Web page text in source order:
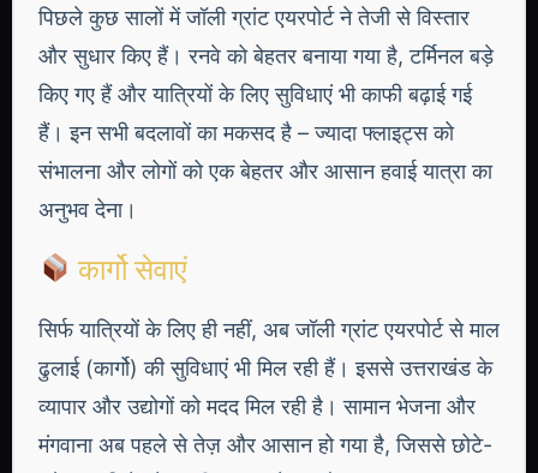
पिछले कुछ सालों में जॉली ग्रांट एयरपोर्ट ने तेजी से विस्तार
और सुधार किए हैं। रनवे को बेहतर बनाया गया है, टर्मिनल बड़े
किए गए हैं और यात्रियों के लिए सुविधाएं भी काफी बढ़ाई गई
हैं। इन सभी बदलावों का मकसद है – ज्यादा फ्लाइट्स को
संभालना और लोगों को एक बेहतर और आसान हवाई यात्रा का
अनुभव देना।
कार्गो सेवाएं
सिर्फ यात्रियों के लिए ही नहीं, अब जॉली ग्रांट एयरपोर्ट से माल
ढुलाई (कार्गो) की सुविधाएं भी मिल रही हैं। इससे उत्तराखंड के
व्यापार और उद्योगों को मदद मिल रही है। सामान भेजना और
मंगवाना अब पहले से तेज़ और आसान हो गया है, जिससे छोटे-